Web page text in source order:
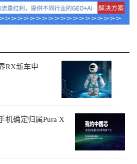
RX新车申
机确定归属Pura X